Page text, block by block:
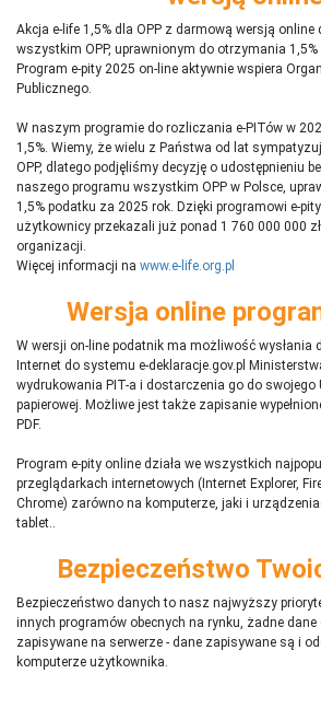
Akcja e-life 1,5% dla OPP z darmową wersją online
wszystkim OPP, uprawnionym do otrzymania 1,5%
Program e-pity 2025 on-line aktywnie wspiera
Publicznego.
W naszym programie do rozliczania e-PITów w
1,5%. Wiemy, że wielu z Państwa od lat
OPP, dlatego podjęliśmy decyzję o udostępnieniu
naszego programu wszystkim OPP w Polsce,
1,5% podatku za 2025 rok. Dzięki programowi e-
użytkownicy przekazali już ponad 1 760 000 000
organizacji.
Więcej informacji na www.e-life.org.pl
Wersja online
W wersji on-line podatnik ma możliwość wysłania
Internet do systemu e-deklaracje.gov.pl
wydrukowania PIT-a i dostarczenia go do swojego
papierowej. Możliwe jest także zapisanie
PDF.
Program e-pity online działa we wszystkich
przeglądarkach internetowych (Internet Explorer,
Chrome) zarówno na komputerze, jaki i
tablet..
Bezpieczeństwo
Bezpieczeństwo danych to nasz najwyższy
innych programów obecnych na rynku, żadne dane
zapisywane na serwerze - dane zapisywane są i
komputerze użytkownika.